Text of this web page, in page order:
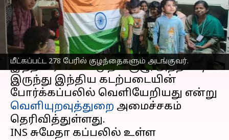
மீட்கப்பட்ட 278 பேரில் குழந்தைகளும் அடங்குவர்.
எழுதியவர் Sindhuja SM Apr 25, 2023 05:46 pm
செய்தி முன்னோட்டம்
சூடானில்சிக்கித் தவித்த
இந்தியர்களின் முதல் குழு, அந்நாட்டில்
இருந்து இந்திய கடற்படையின்
போர்க்கப்பலில் வெளியேறியது என்று
வெளியுறவுத்துறை அமைச்சகம்
தெரிவித்துள்ளது.
INS சுமேதா கப்பலில் உள்ள